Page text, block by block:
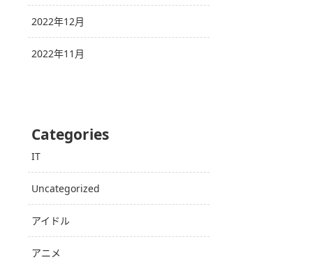
2022年12月
2022年11月
Categories
IT
Uncategorized
アイドル
アニメ